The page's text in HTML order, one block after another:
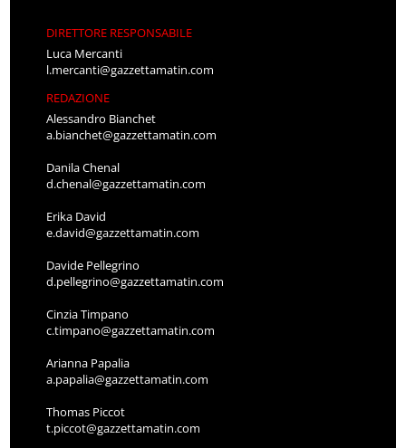
DIRETTORE RESPONSABILE
Luca Mercanti
l.mercanti@gazzettamatin.com
REDAZIONE
Alessandro Bianchet
a.bianchet@gazzettamatin.com
Danila Chenal
d.chenal@gazzettamatin.com
Erika David
e.david@gazzettamatin.com
Davide Pellegrino
d.pellegrino@gazzettamatin.com
Cinzia Timpano
c.timpano@gazzettamatin.com
Arianna Papalia
a.papalia@gazzettamatin.com
Thomas Piccot
t.piccot@gazzettamatin.com